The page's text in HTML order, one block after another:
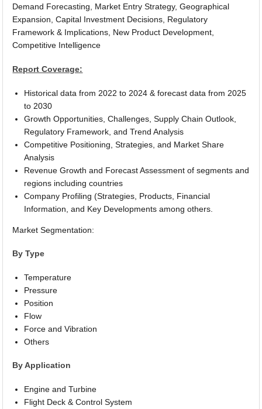
Demand Forecasting, Market Entry Strategy, Geographical
Expansion, Capital Investment Decisions, Regulatory
Framework & Implications, New Product Development,
Competitive Intelligence
Report Coverage:
Historical data from 2022 to 2024 & forecast data from 2025
to 2030
Growth Opportunities, Challenges, Supply Chain Outlook,
Regulatory Framework, and Trend Analysis
Competitive Positioning, Strategies, and Market Share
Analysis
Revenue Growth and Forecast Assessment of segments and
regions including countries
Company Profiling (Strategies, Products, Financial
Information, and Key Developments among others.
Market Segmentation:
By Type
Temperature
Pressure
Position
Flow
Force and Vibration
Others
By Application
Engine and Turbine
Flight Deck & Control System